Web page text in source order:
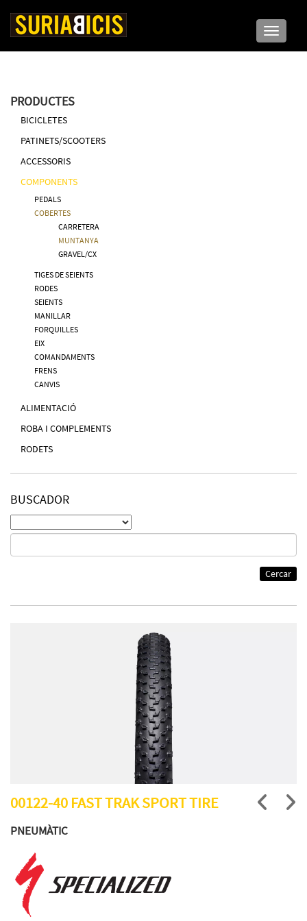
Toggle
PRODUCTES
BICICLETES
PATINETS/SCOOTERS
ACCESSORIS
COMPONENTS
PEDALS
COBERTES
CARRETERA
MUNTANYA
GRAVEL/CX
TIGES DE SEIENTS
RODES
SEIENTS
MANILLAR
FORQUILLES
EIX
COMANDAMENTS
FRENS
CANVIS
ALIMENTACIÓ
ROBA I COMPLEMENTS
RODETS
BUSCADOR
Cercar
00122-40 FAST TRAK SPORT TIRE
PNEUMÀTIC